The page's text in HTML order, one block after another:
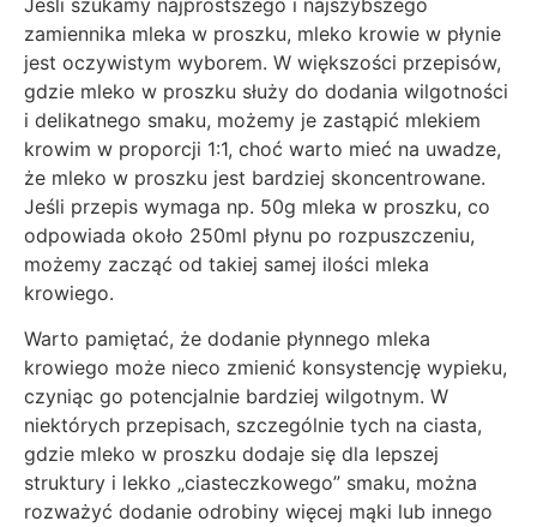
zamiennika mleka w proszku, mleko krowie w płynie
jest oczywistym wyborem. W większości przepisów,
gdzie mleko w proszku służy do dodania wilgotności
i delikatnego smaku, możemy je zastąpić mlekiem
krowim w proporcji 1:1, choć warto mieć na uwadze,
że mleko w proszku jest bardziej skoncentrowane.
Jeśli przepis wymaga np. 50g mleka w proszku, co
odpowiada około 250ml płynu po rozpuszczeniu,
możemy zacząć od takiej samej ilości mleka
krowiego.
Warto pamiętać, że dodanie płynnego mleka
krowiego może nieco zmienić konsystencję wypieku,
czyniąc go potencjalnie bardziej wilgotnym. W
niektórych przepisach, szczególnie tych na ciasta,
gdzie mleko w proszku dodaje się dla lepszej
struktury i lekko „ciasteczkowego” smaku, można
rozważyć dodanie odrobiny więcej mąki lub innego